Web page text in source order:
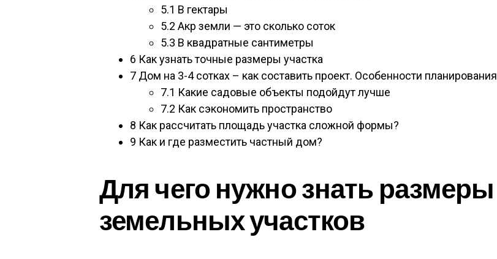
5.1 В гектары
5.2 Aкp зeмли — этo cкoлькo coтoк
5.3 В квадратные сантиметры
6 Как узнать точные размеры участка
7 Дом на 3-4 сотках – как составить проект. Особенности планирования
7.1 Какие садовые объекты подойдут лучше
7.2 Как сэкономить пространство
8 Как рассчитать площадь участка сложной формы?
9 Как и где разместить частный дом?
Для чего нужно знать размеры
земельных участков